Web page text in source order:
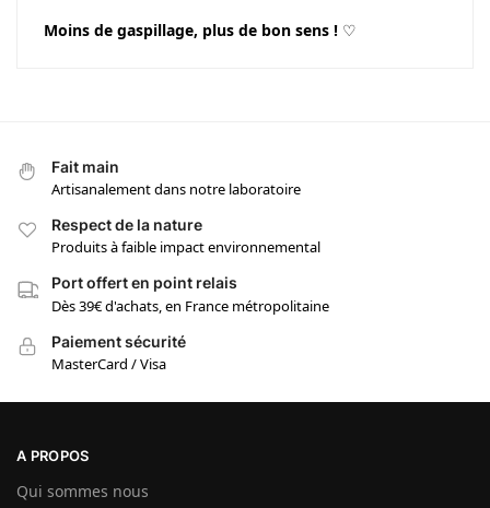
Moins de gaspillage, plus de bon sens ! ♡
Fait main
Artisanalement dans notre laboratoire
Respect de la nature
Produits à faible impact environnemental
Port offert en point relais
Dès 39€ d'achats, en France métropolitaine
Paiement sécurité
MasterCard / Visa
A PROPOS
Qui sommes nous